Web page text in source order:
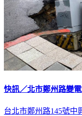
快訊／北市鄭州路變
台北市鄭州路145號中